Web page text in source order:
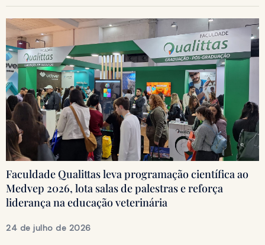
Faculdade Qualittas leva programação científica ao
Medvep 2026, lota salas de palestras e reforça
liderança na educação veterinária
24 de julho de 2026